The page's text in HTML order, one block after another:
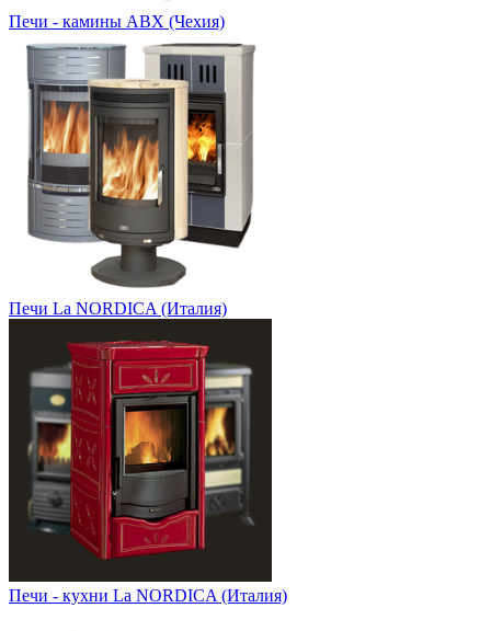
Печи - камины ABX (Чехия)
Печи La NORDICA (Италия)
Печи - кухни La NORDICA (Италия)